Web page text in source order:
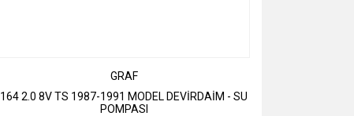
GRAF
164 2.0 8V TS 1987-1991 MODEL DEVİRDAİM - SU
POMPASI